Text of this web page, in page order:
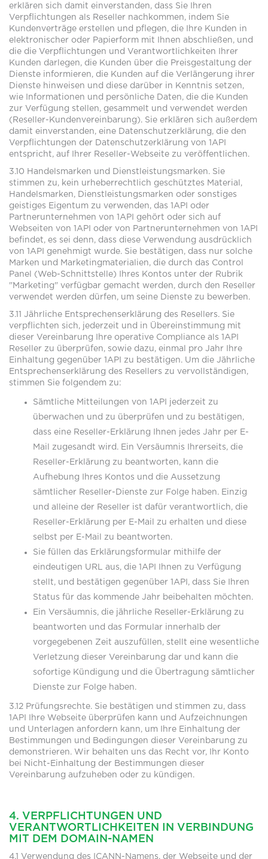
erklären sich damit einverstanden, dass Sie Ihren
Verpflichtungen als Reseller nachkommen, indem Sie
Kundenverträge erstellen und pflegen, die Ihre Kunden in
elektronischer oder Papierform mit Ihnen abschließen, und
die die Verpflichtungen und Verantwortlichkeiten Ihrer
Kunden darlegen, die Kunden über die Preisgestaltung der
Dienste informieren, die Kunden auf die Verlängerung ihrer
Dienste hinweisen und diese darüber in Kenntnis setzen,
wie Informationen und persönliche Daten, die die Kunden
zur Verfügung stellen, gesammelt und verwendet werden
(Reseller-Kundenvereinbarung). Sie erklären sich außerdem
damit einverstanden, eine Datenschutzerklärung, die den
Verpflichtungen der Datenschutzerklärung von 1API
entspricht, auf Ihrer Reseller-Webseite zu veröffentlichen.
3.10 Handelsmarken und Dienstleistungsmarken. Sie
stimmen zu, kein urheberrechtlich geschütztes Material,
Handelsmarken, Dienstleistungsmarken oder sonstiges
geistiges Eigentum zu verwenden, das 1API oder
Partnerunternehmen von 1API gehört oder sich auf
Webseiten von 1API oder von Partnerunternehmen von 1API
befindet, es sei denn, dass diese Verwendung ausdrücklich
von 1API genehmigt wurde. Sie bestätigen, dass nur solche
Marken und Marketingmaterialien, die durch das Control
Panel (Web-Schnittstelle) Ihres Kontos unter der Rubrik
"Marketing" verfügbar gemacht werden, durch den Reseller
verwendet werden dürfen, um seine Dienste zu bewerben.
3.11 Jährliche Entsprechenserklärung des Resellers. Sie
verpflichten sich, jederzeit und in Übereinstimmung mit
dieser Vereinbarung Ihre operative Compliance als 1API
Reseller zu überprüfen, sowie dazu, einmal pro Jahr Ihre
Einhaltung gegenüber 1API zu bestätigen. Um die Jährliche
Entsprechenserklärung des Resellers zu vervollständigen,
stimmen Sie folgendem zu:
Sämtliche Mitteilungen von 1API jederzeit zu
überwachen und zu überprüfen und zu bestätigen,
dass eine Reseller-Erklärung Ihnen jedes Jahr per E-
Mail zugesandt wird. Ein Versäumnis Ihrerseits, die
Reseller-Erklärung zu beantworten, kann die
Aufhebung Ihres Kontos und die Aussetzung
sämtlicher Reseller-Dienste zur Folge haben. Einzig
und alleine der Reseller ist dafür verantwortlich, die
Reseller-Erklärung per E-Mail zu erhalten und diese
selbst per E-Mail zu beantworten.
Sie füllen das Erklärungsformular mithilfe der
eindeutigen URL aus, die 1API Ihnen zu Verfügung
stellt, und bestätigen gegenüber 1API, dass Sie Ihren
Status für das kommende Jahr beibehalten möchten.
Ein Versäumnis, die jährliche Reseller-Erklärung zu
beantworten und das Formular innerhalb der
vorgegebenen Zeit auszufüllen, stellt eine wesentliche
Verletzung dieser Vereinbarung dar und kann die
sofortige Kündigung und die Übertragung sämtlicher
Dienste zur Folge haben.
3.12 Prüfungsrechte. Sie bestätigen und stimmen zu, dass
1API Ihre Webseite überprüfen kann und Aufzeichnungen
und Unterlagen anfordern kann, um Ihre Einhaltung der
Bestimmungen und Bedingungen dieser Vereinbarung zu
demonstrieren. Wir behalten uns das Recht vor, Ihr Konto
bei Nicht-Einhaltung der Bestimmungen dieser
Vereinbarung aufzuheben oder zu kündigen.
4. VERPFLICHTUNGEN UND
VERANTWORTLICHKEITEN IN VERBINDUNG
MIT DEM DOMAIN-NAMEN
4.1 Verwendung des ICANN-Namens, der Webseite und der